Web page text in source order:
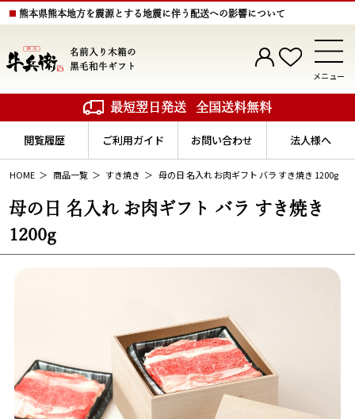
熊本県熊本地方を震源とする地震に伴う配送への影響について
名前入り木箱の
黒毛和牛ギフト
メニュー
最短翌日発送 全国送料無料
閲覧履歴 ご利用ガイド お問い合わせ 法人様へ
HOME 商品一覧 すき焼き 母の日 名入れ お肉ギフト バラ すき焼き 1200g
母の日 名入れ お肉ギフト バラ すき焼き
1200g